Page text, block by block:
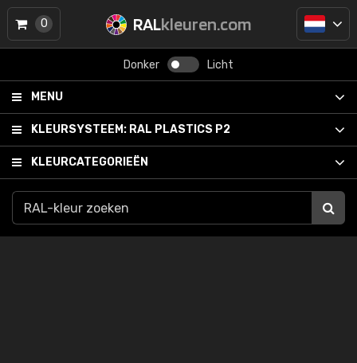
RALkleuren.com
Donker Licht
MENU
KLEURSYSTEEM: RAL PLASTICS P2
KLEURCATEGORIEËN
0